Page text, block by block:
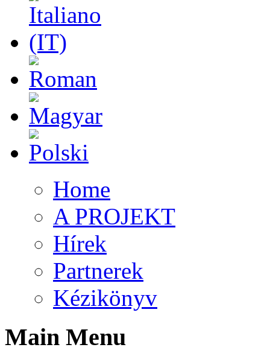
Home
A PROJEKT
Hírek
Partnerek
Kézikönyv
Main Menu